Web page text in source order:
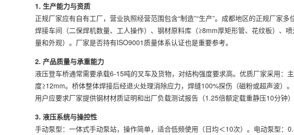
1. 生产能力与资质
正规厂家应有自有工厂，营业执照经营范围包含“制造”“生产”。成都地区的正规厂家
焊接车间（二保焊机数量、工人操作）、钢材原料库（≥8mm厚矩形管、花纹板）、
量和外观）。厂家是否持有ISO9001质量体系认证也是重要参考。
2. 产品质量与承重能力
液压登车桥通常需要承载6-15吨的叉车及货物，对结构强度要求高。优质厂家采用
度≥12mm。桥体整体焊接后经退火处理消除应力，焊缝100%探伤（磁粉或超声波）
用户应要求厂家提供钢材材质证明和出厂负载测试报告（1.25倍额定载重静压10分钟）
3. 液压系统与操控性
手动泵型：一体式手动泵站，操作简单，适合低频使用（日均＜10次）。电动泵型